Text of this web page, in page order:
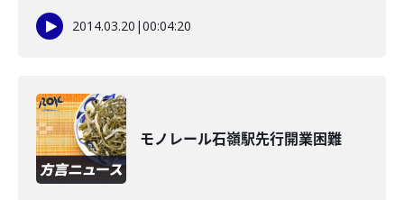
2014.03.20 |00:04:20
モノレール石嶺駅先行開業困難